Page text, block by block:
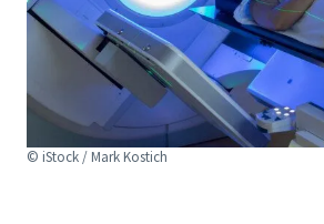
© iStock / Mark Kostich